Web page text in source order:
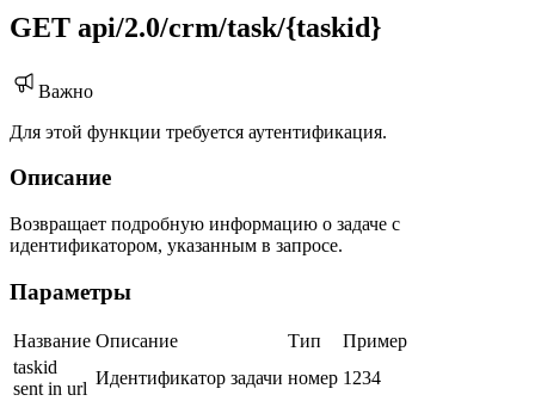
GET api/2.0/crm/task/{taskid}
Важно
Для этой функции требуется аутентификация.
Описание
Возвращает подробную информацию о задаче с
идентификатором, указанным в запросе.
Параметры
Название Описание Тип
Пример
taskid
sent in url
Идентификатор задачи номер 1234